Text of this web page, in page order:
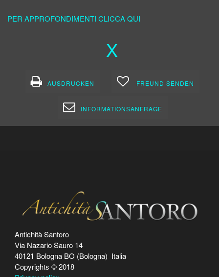
PER APPROFONDIMENTI CLICCA QUI
X
AUSDRUCKEN FREUND SENDEN
INFORMATIONSANFRAGE
Antichità Santoro
Via Nazario Sauro 14
40121 Bologna BO (Bologna) Italia
Copyrights © 2018